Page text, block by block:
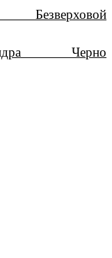
Безверховой
Черно